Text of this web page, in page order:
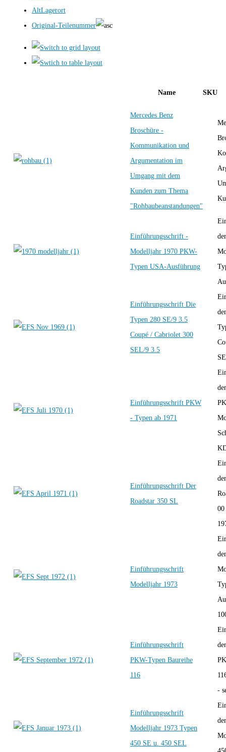
AltLagerort
Original-Teilenummer
Name SKU
Mercedes Benz
Broschüre -
Kommunikation und
Argumentation im
Umgang mit dem
Kunden zum Thema
"Rohbaubeanstandungen"
Einführungsschrift -
Modelljahr 1970 PKW-
Typen USA-Ausführung
Einführungsschrift Die
Typen 280 SE/9 3.5
Coupé / Cabriolet 300
SEL/9 3.5
Einführungsschrift PKW
- Typen ab 1971
Einführungsschrift Der
Roadstar 350 SL
Einführungsschrift
Modelljahr 1973
Einführungsschrift
PKW-Typen Baureihe
116
-
Einführungsschrift
Modelljahr 1973 Typen
450 SE u. 450 SEL